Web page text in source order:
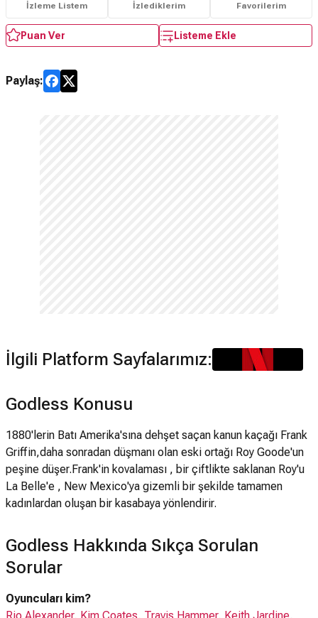
İzleme Listem İzlediklerim Favorilerim
Puan Ver Listeme Ekle
Paylaş:
İlgili Platform Sayfalarımız:
Godless Konusu
1880'lerin Batı Amerika'sına dehşet saçan kanun kaçağı Frank
Griffin,daha sonradan düşmanı olan eski ortağı Roy Goode'un
peşine düşer.Frank'in kovalaması , bir çiftlikte saklanan Roy'u
La Belle'e , New Mexico'ya gizemli bir şekilde tamamen
kadınlardan oluşan bir kasabaya yönlendirir.
Godless Hakkında Sıkça Sorulan
Sorular
Oyuncuları kim?